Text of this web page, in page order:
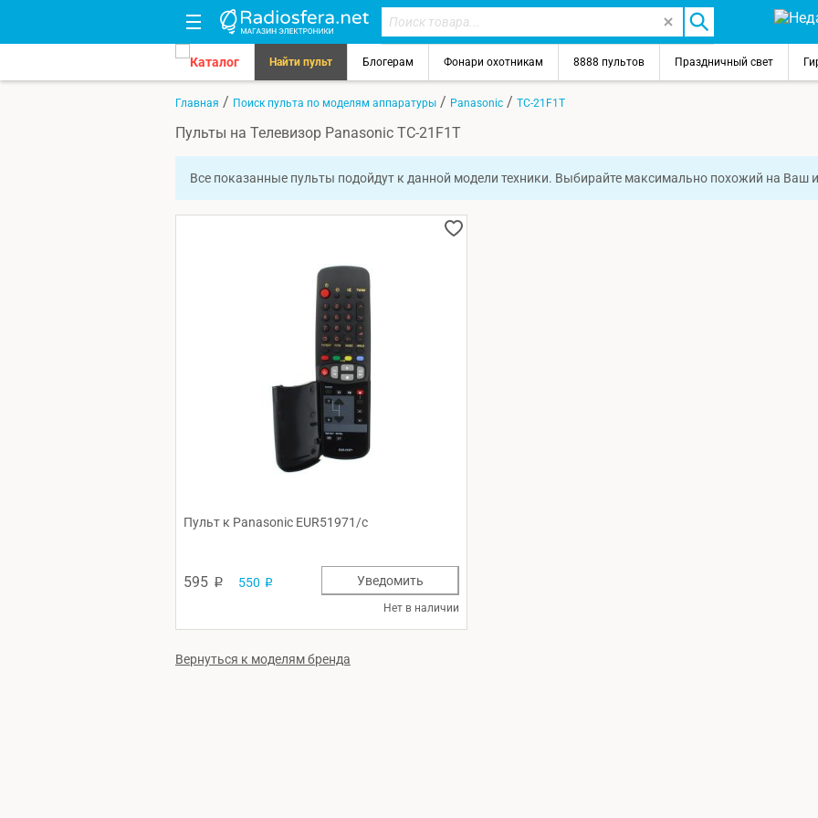
Каталог Найти пульт Блогерам Фонари охотникам 8888 пультов Праздничный свет
Главная / Поиск пульта по моделям аппаратуры / Panasonic / TC-21F1T
Пульты на Телевизор Panasonic TC-21F1T
Все показанные пульты подойдут к данной модели техники. Выбирайте максимально похожий на Ваш
Пульт к Panasonic EUR51971/c
595 p 550 p
Нет в наличии
Уведомить
Вернуться к моделям бренда